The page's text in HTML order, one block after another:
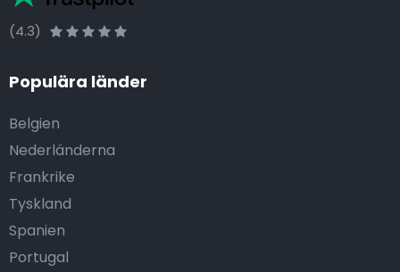
(4.3)
Populära länder
Belgien
Nederländerna
Frankrike
Tyskland
Spanien
Portugal